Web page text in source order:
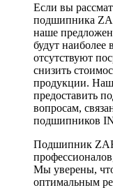
Если вы
подшипника
наше
будут
отсутствуют
снизить
продукции.
предоставить
вопросам,
подшипников
Подшипник
Мы уверены,
оптимальным